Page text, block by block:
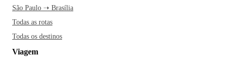
São Paulo ➝ Brasília
Todas as rotas
Todas os destinos
Viagem